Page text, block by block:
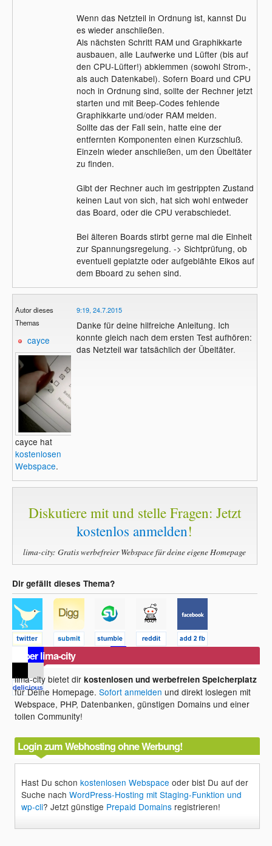
Wenn das Netzteil in Ordnung ist, kannst Du
es wieder anschließen.
Als nächsten Schritt RAM und Graphikkarte
ausbauen, alle Laufwerke und Lüfter (bis auf
den CPU-Lüfter!) abklemmen (sowohl Strom-,
als auch Datenkabel). Sofern Board und CPU
noch in Ordnung sind, sollte der Rechner jetzt
starten und mit Beep-Codes fehlende
Graphikkarte und/oder RAM melden.
Sollte das der Fall sein, hatte eine der
entfernten Komponenten einen Kurzschluß.
Einzeln wieder anschließen, um den Übeltäter
zu finden.
Gibt der Rechner auch im gestrippten Zustand
keinen Laut von sich, hat sich wohl entweder
das Board, oder die CPU verabschiedet.
Bei älteren Boards stirbt gerne mal die Einheit
zur Spannungsregelung. -> Sichtprüfung, ob
eventuell geplatzte oder aufgeblähte Elkos auf
dem Bboard zu sehen sind.
Autor dieses
Themas
cayce
cayce hat
kostenlosen
Webspace.
9:19, 24.7.2015
Danke für deine hilfreiche Anleitung. Ich
konnte gleich nach dem ersten Test aufhören:
das Netzteil war tatsächlich der Übeltäter.
Diskutiere mit und stelle Fragen: Jetzt
kostenlos anmelden!
lima-city: Gratis werbefreier Webspace für deine eigene Homepage
Dir gefällt dieses Thema?
Über lima-city
lima-city bietet dirkostenlosen und werbefreien Speicherplatz
für Deine Homepage.Sofort anmelden und direkt loslegen mit
Webspace, PHP, Datenbanken, günstigen Domains und einer
tollen Community!
Login zum Webhosting ohne Werbung!
Hast Du schonkostenlosen Webspace oder bist Du auf der
Suche nachWordPress-Hosting mit Staging-Funktion und
wp-cli? Jetzt günstige Prepaid Domains registrieren!